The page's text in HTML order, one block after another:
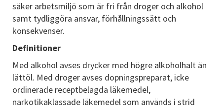
säker arbetsmiljö som är fri från droger och alkohol
samt tydliggöra ansvar, förhållningssätt och
konsekvenser.
Definitioner
Med alkohol avses drycker med högre alkoholhalt än
lättöl. Med droger avses dopningspreparat, icke
ordinerade receptbelagda läkemedel,
narkotikaklassade läkemedel som används i strid